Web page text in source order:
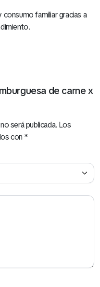
familiar gracias a
de carne x
será publicada. Los
con*